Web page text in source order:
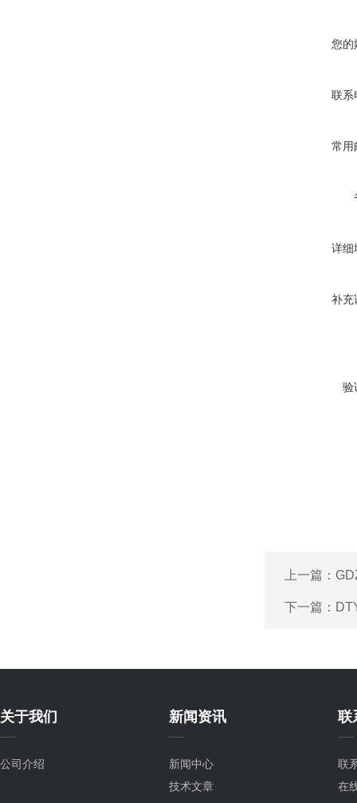
您的
联系
常用
详细
补充
验
上一篇：
下一篇：
关于我们
公司介绍
新闻资讯
新闻中心
技术文章
联
联
在